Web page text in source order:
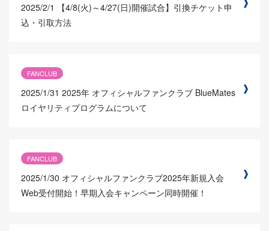
2025/2/1
【4/8(火)～4/27(日)開催試合】引換チケット申
込・引取方法
FANCLUB
2025/1/31 2025年 オフィシャルファンクラブ BlueMates
ロイヤリティプログラムについて
FANCLUB
2025/1/30 オフィシャルファンクラブ2025年新規入会
Web受付開始！早期入会キャンペーン同時開催！